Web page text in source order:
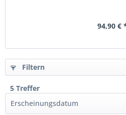
94,90 €
Filtern
5 Treffer